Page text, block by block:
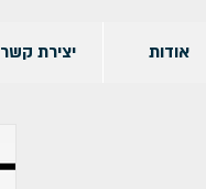
אודות יצירת קשר